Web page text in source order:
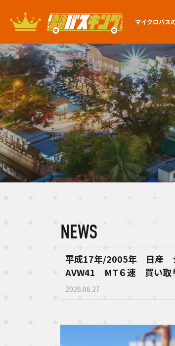
マイクロバス
NEWS
平成17年/2005年 日産
AVW41 MT６速 買い取
2026.06.27